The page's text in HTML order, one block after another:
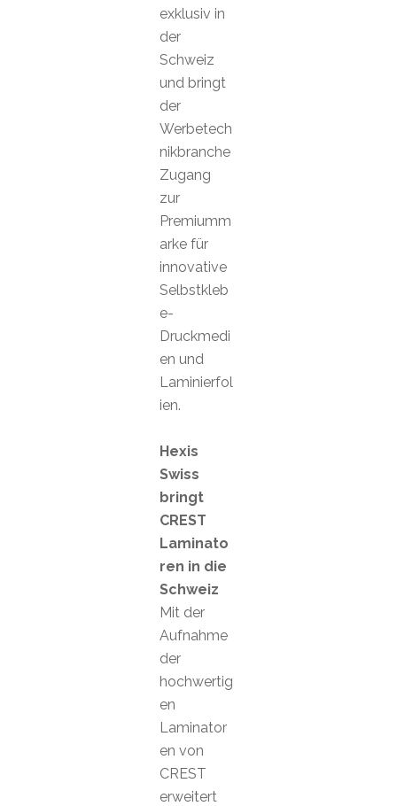
exklusiv in
der
Schweiz
und bringt
der
Werbetech
nikbranche
Zugang
zur
Premiumm
arke für
innovative
Selbstkleb
e-
Druckmedi
en und
Laminierfol
ien.
Hexis
Swiss
bringt
CREST
Laminato
ren in die
Schweiz
Mit der
Aufnahme
der
hochwertig
en
Laminator
en von
CREST
erweitert